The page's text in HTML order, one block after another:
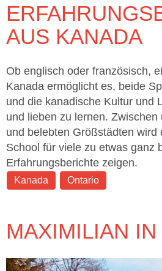
AUS KANADA
Ob englisch oder französisch,
Kanada ermöglicht es, beide
und die kanadische Kultur und
und lieben zu lernen. Zwischen
und belebten Größstädten wird
School für viele zu etwas ganz
Erfahrungsberichte zeigen.
Kanada Ontario
MAXIMILIAN